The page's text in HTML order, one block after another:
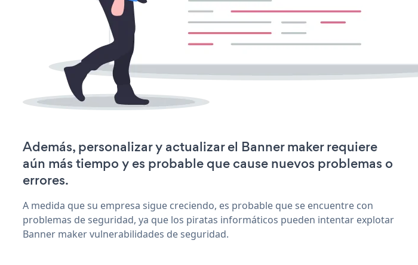
Además, personalizar y actualizar el Banner maker requiere
aún más tiempo y es probable que cause nuevos problemas o
errores.
A medida que su empresa sigue creciendo, es probable que se encuentre con
problemas de seguridad, ya que los piratas informáticos pueden intentar explotar
Banner maker vulnerabilidades de seguridad.